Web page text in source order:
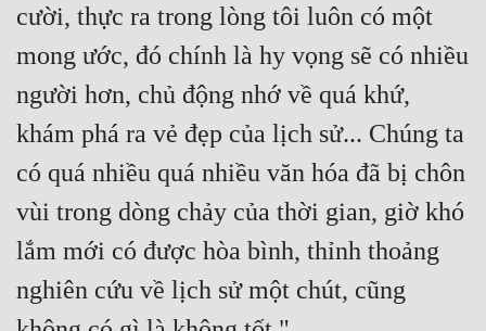
cười, thực ra trong lòng tôi luôn có một
mong ước, đó chính là hy vọng sẽ có nhiều
người hơn, chủ động nhớ về quá khứ,
khám phá ra vẻ đẹp của lịch sử... Chúng ta
có quá nhiều quá nhiều văn hóa đã bị chôn
vùi trong dòng chảy của thời gian, giờ khó
lắm mới có được hòa bình, thỉnh thoảng
nghiên cứu về lịch sử một chút, cũng